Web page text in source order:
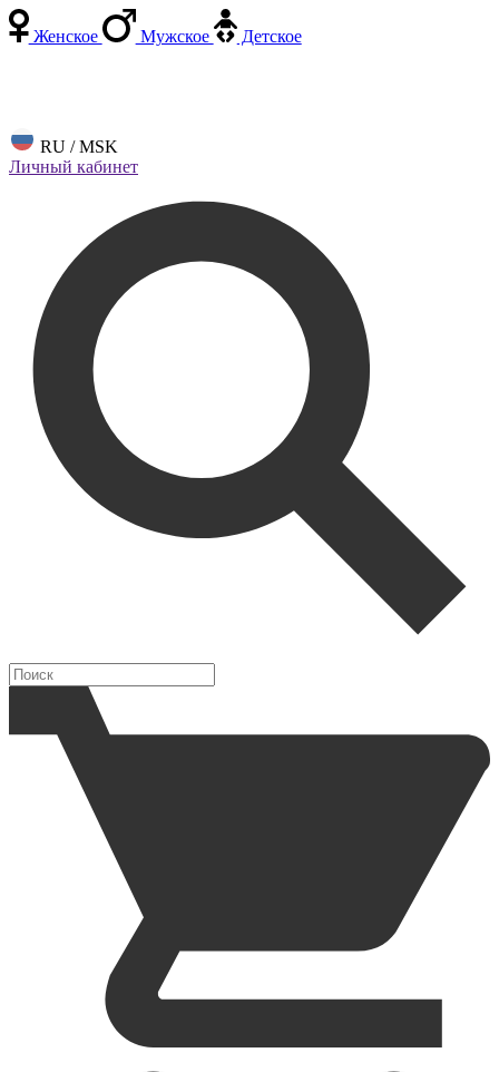
Женское Мужское Детское
RU / MSK
Личный кабинет